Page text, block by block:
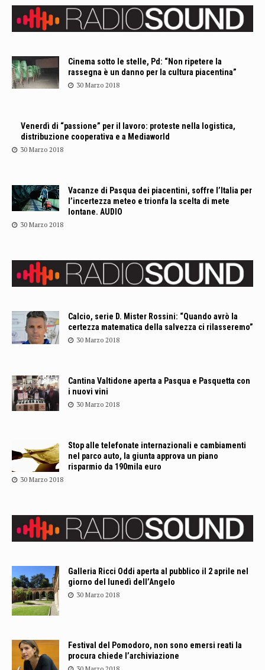
Cinema sotto le stelle, Pd: “Non ripetere la
rassegna è un danno per la cultura piacentina”
30 Marzo 2018
Venerdì di “passione” per il lavoro: proteste nella logistica,
distribuzione cooperativa e a Mediaworld
30 Marzo 2018
Vacanze di Pasqua dei piacentini, soffre l’Italia per
l’incertezza meteo e trionfa la scelta di mete
lontane. AUDIO
30 Marzo 2018
Calcio, serie D. Mister Rossini: “Quando avrò la
certezza matematica della salvezza ci rilasseremo”
30 Marzo 2018
Cantina Valtidone aperta a Pasqua e Pasquetta con
i nuovi vini
30 Marzo 2018
Stop alle telefonate internazionali e cambiamenti
nel parco auto, la giunta approva un piano
risparmio da 190mila euro
30 Marzo 2018
Galleria Ricci Oddi aperta al pubblico il 2 aprile nel
giorno del lunedì dell’Angelo
30 Marzo 2018
Festival del Pomodoro, non sono emersi reati la
procura chiede l’archiviazione